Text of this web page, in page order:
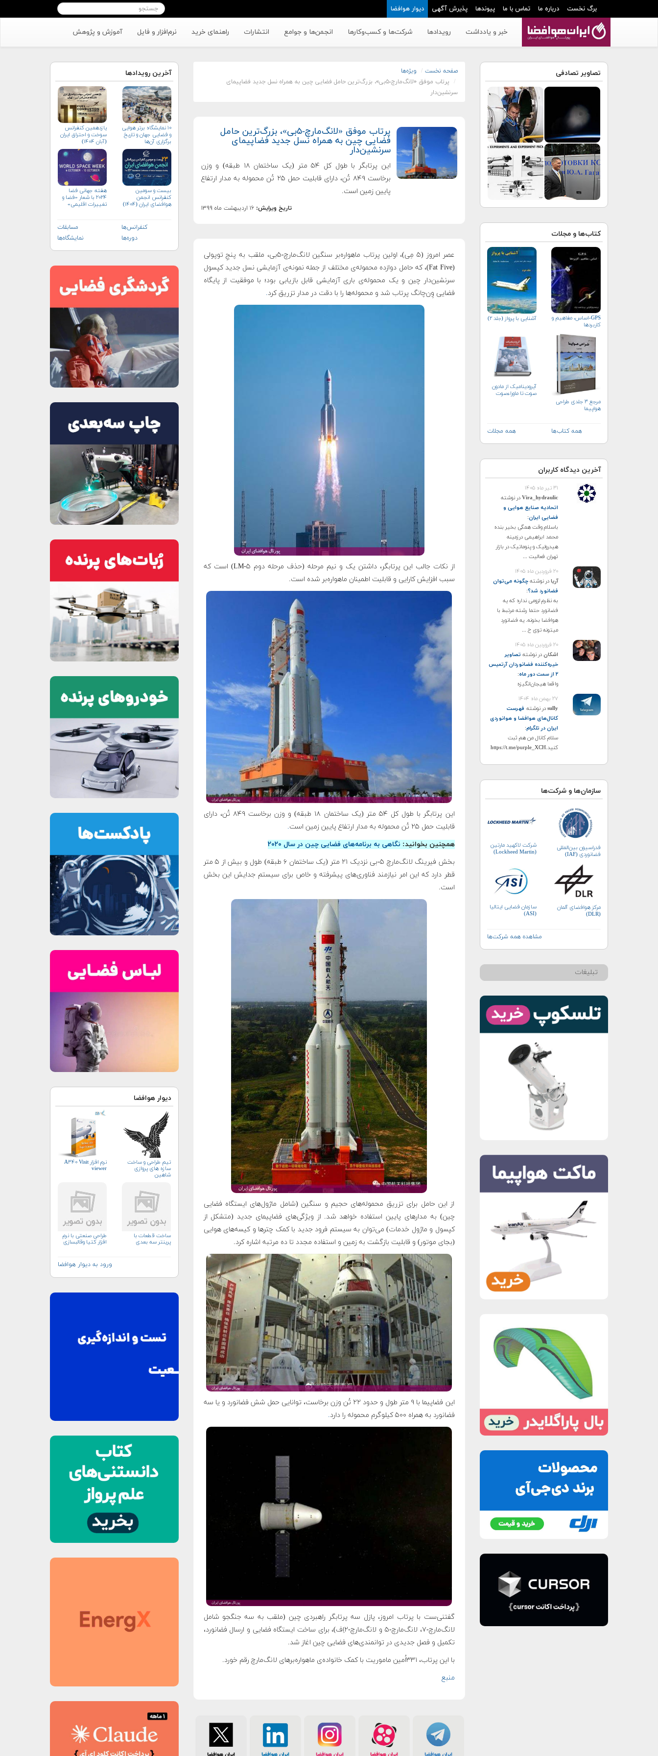
برگ نخست درباره ما تماس با ما پیوندها پذیرش آگهی دیوار هوافضا
خبر و یادداشت رویدادها شرکت‌ها و کسب‌وکار‌ها انجمن‌ها و جوامع انتشارات راهنمای خرید نرم‌افزار و فایل آموزش و پژوهش
تصاویر تصادفی
کتاب‌ها و مجلات
GPS-اساس، مفاهیم و
کاربردها
آشنایی با پرواز (جلد ۲)
مرجع ۳ جلدی طراحی
هواپیما
آیرودینامیک از مادون
صوت تا ماوراءصوت
همه کتاب‌ها همه مجلات
آخرین دیدگاه کاربران
۳۱ تیر ماه ۱۴۰۵
Vira_hydraulicدر نوشته
اتحادیه صنایع هوایی و
فضایی ایران:
باسلام وقت همگی بخیر بنده
محمد ابراهیمی درزمینه
هیدرولیک و پنوماتیک در بازار
تهران فعالیت ...
۲۰ فروردین ماه ۱۴۰۵
آریادر نوشتهچگونه می‌توان
فضانورد شد؟:
به نظرم لزومی نداره که یه
فضانورد حتما رشته مرتبط با
هوافضا بخونه. یه فضانورد
میتونه توی ح ...
۲۰ فروردین ماه ۱۴۰۵
اشکاندر نوشته تصاویر
خیره‌کننده فضانوردان آرتمیس
۲ از سمت دور ماه
:
واقعا هیجان‌انگیزه
۲۷ بهمن ماه ۱۴۰۴
sullyدر نوشته فهرست
کانال‌های هوافضا و هوانوردی
ایران در تلگرام:
سلام کانال من هم ثبت
کنید.https://t.me/purple_XCH
سازمان‌ها و شرکت‌ها
فدراسیون بین‌المللی
فضانوردی (IAF)
شرکت لاکهید مارتین
(Lockheed Martin)
مرکز هوافضای آلمان
(DLR)
سازمان فضایی ایتالیا
(ASI)
مشاهده همه شرکت‌ها
تبلیغات
صفحه نخست
ویژه‌ها
‌‌پرتاب موفق «لانگ‌مارچ-۵بی»، بزرگ‌ترین حامل فضایی چین به همراه نسل جدید فضاپیمای
سرنشین‌دار
‌‌پرتاب موفق «لانگ‌مارچ-۵بی»، بزرگ‌ترین حامل
فضایی چین به همراه نسل جدید فضاپیمای
سرنشین‌دار
این پرتابگر با طول کل ۵۴ متر (یک ساختمان ۱۸ طبقه) و وزن
برخاست ۸۴۹ تُن، دارای قابلیت حمل ۲۵ تُن محموله به مدار ارتفاع
پایین زمین است.
تاریخ ویرایش:۱۶ اردیبهشت ماه ۱۳۹۹
عصر امروز (۵ مِی)، اولین پرتاب ماهواره‌بر سنگین لانگ‌مارچ-۵بی، ملقب به پنجِ توپولی
(Fat Five)، که حامل دوازده محموله‌ی مختلف از جمله نمونه‌ی آزمایشی نسل جدید کپسول
سرنشین‌دار چین و یک محموله‌ی باری آزمایشی قابل بازیابی بود؛ با موفقیت از پایگاه
فضایی وِن‌چانگ پرتاب شد و‌ محموله‌ها را با دقت در مدار تزریق کرد.
از نکات جالب این پرتابگر، داشتن یک و نیم مرحله (حذف مرحله دوم LM-۵) است که
سبب افزایش کارایی و قابلیت اطمینان ماهواره‌بر شده است.
این پرتابگر با طول کل ۵۴ متر (یک ساختمان ۱۸ طبقه) و وزن برخاست ۸۴۹ تُن، دارای
قابلیت حمل ۲۵ تُن محموله به مدار ارتفاع پایین زمین است
.
همچنین بخوانید: نگاهی به برنامه‌های فضایی چین در سال ۲۰۲۰
بخش فیرینگ لانگ‌مارچ ۵-بی نزدیک ۲۱ متر (یک ساختمان ۶ طبقه) طول و بیش از ۵ متر
قطر دارد که این امر نیازمند فناوری‌های پیشرفته و خاص برای سیستم جدایش این بخش
است.
از این حامل برای تزریق محموله‌های حجیم و سنگین (شامل ماژول‌های ایستگاه فضایی
چین) به مدارهای پایین استفاده خواهد شد. از ویژگی‌های فضاپیمای جدید (متشکل از
کپسول و ماژول خدمات) می‌توان به سیستم فرود جدید با کمک چترها و کیسه‌های هوایی
(بجای موتور) و قابلیت بازگشت به زمین و استفاده مجدد تا ده مرتبه اشاره کرد.
این فضاپیما با ۹ متر طول و حدود ۲۲ تُن وزن برخاست، توانایی حمل شش فضانورد و یا سه
فضانورد به همراه ۵۰۰ کیلوگرم محموله را دارد
.
گفتنی‌ست با پرتاب امروز، پازل سه پرتابگر راهبردی چین (ملقب به سه جنگجو شامل
لانگ‌مارچ-۷، لانگ‌مارچ-۵ و لانگ‌مارچ-۲اِف)، برای ساخت ایستگاه فضایی و ارسال فضانورد،
تکمیل و فصل جدیدی در توانمندی‌های فضایی‌ چین اغاز شد.
با این پرتاب، ۳۳۱اُمین ماموریت با کمک خانواده‌ی ماهواره‌برهای لانگ‌مارچ رقم خورد.
منبع
آخرین رویدادها
۱۰ نمایشگاه برتر هوایی
و فضایی جهان و تاریخ
برگزاری آن‌ها
یازدهمین کنفرانس
سوخت و احتراق ایران
(آبان‌ ۱۴۰۴)
بیست و سومین
کنفرانس انجمن
هوافضای ايران (۱۴۰۴)
هفته جهانی فضا
۲۰۲۴ با شعار «فضا و
تغییرات اقلیمی»
کنفرانس‌ها
مسابقات
دوره‌ها
نمایشگاه‌ها
دیوار هوافضا
تيم طراحى و ساخت
سازه هاى پروازى
شاهين
نرم افزار A۳۴۰ Visit
viewer
ساخت قطعات با
پرینتر سه بعدی
طراحی صنعتی با نرم
افزار کتیا وقالبسازی
ورود به دیوار هوافضا